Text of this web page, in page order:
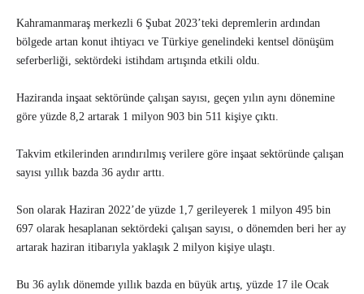
Kahramanmaraş merkezli 6 Şubat 2023’teki depremlerin ardından
bölgede artan konut ihtiyacı ve Türkiye genelindeki kentsel dönüşüm
seferberliği, sektördeki istihdam artışında etkili oldu.
Haziranda inşaat sektöründe çalışan sayısı, geçen yılın aynı dönemine
göre yüzde 8,2 artarak 1 milyon 903 bin 511 kişiye çıktı.
Takvim etkilerinden arındırılmış verilere göre inşaat sektöründe çalışan
sayısı yıllık bazda 36 aydır arttı.
Son olarak Haziran 2022’de yüzde 1,7 gerileyerek 1 milyon 495 bin
697 olarak hesaplanan sektördeki çalışan sayısı, o dönemden beri her ay
artarak haziran itibarıyla yaklaşık 2 milyon kişiye ulaştı.
Bu 36 aylık dönemde yıllık bazda en büyük artış, yüzde 17 ile Ocak